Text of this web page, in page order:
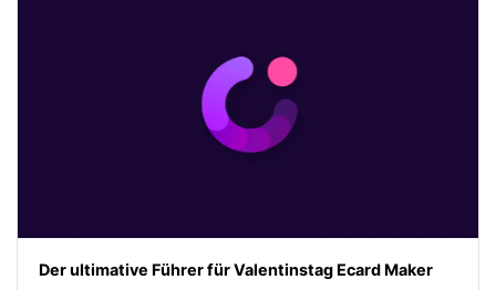
Der ultimative Führer für Valentinstag Ecard Maker